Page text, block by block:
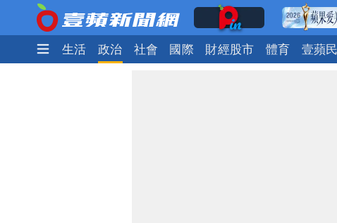
娛樂時尚 生活 政治 社會 國際 財經股市 體育 壹蘋